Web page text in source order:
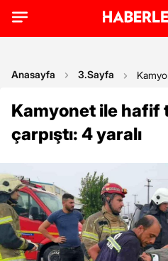
Anasayfa 3.Sayfa
Kamyonet ile hafif
çarpıştı: 4 yaralı